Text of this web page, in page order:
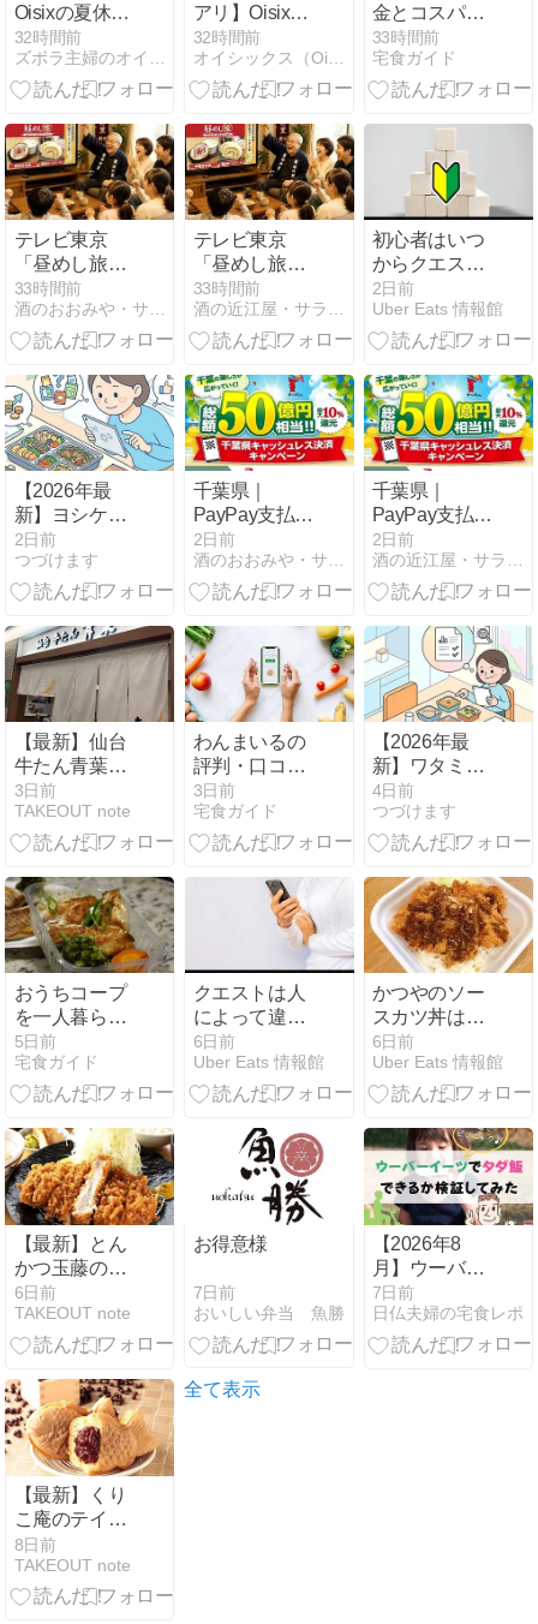
Oisixの夏休み
セールで16品
が73%OFFで
超お得！
32時間前
ズボラ主婦のオイシックス（Oisix）お買い得通信
アリ】Oisix夏
休みセールの
お試しセット
は豪華16品で
32時間前
オイシックス（Oisix）のお部屋
金とコスパを
徹底解説｜他
社比較でわか
る価値
33時間前
宅食ガイド
テレビ東京
「昼めし旅」
で野田市
が・・・
33時間前
酒のおおみや・サラダ館・醤油の里 とほほな店長日記
テレビ東京
「昼めし旅」
で野田市
が・・・
33時間前
酒の近江屋・サラダ館・ハートランド通販のとほほ日記！
初心者はいつ
からクエスト
が出るの？に
ついて解説！
Uber Eats（ウ
ツ）
2日前
Uber Eats 情報館
【2026年最
新】ヨシケイ
のカットミー
ルとは？特
徴・料金・口
説
2日前
つづけます
千葉県｜
PayPay支払い
で最大10％還
元キャンペー
ン。。。8/7～
2日前
酒のおおみや・サラダ館・醤油の里 とほほな店長日記
千葉県｜
PayPay支払い
で最大10％還
元キャンペー
ン。。。8/7～
2日前
酒の近江屋・サラダ館・ハートランド通販のとほほ日記！
【最新】仙台
牛たん青葉の
テイクアウト
(お持ち帰り)
メニューまと
ビューや店舗
もご紹介！
3日前
TAKEOUT note
わんまいるの
評判・口コミ
は？おすすめ
理由を徹底解
説
3日前
宅食ガイド
【2026年最
新】ワタミの
宅食のムース
食とは？購入
方法と選び方
く解説
4日前
つづけます
おうちコープ
を一人暮らし
で始める方法
を徹底解説
5日前
宅食ガイド
クエストは人
によって違う
の？について
解説！Uber
Eats（ウーバ
6日前
Uber Eats 情報館
かつやのソー
スカツ丼はま
ずい？気にな
るカロリー
も！
6日前
Uber Eats 情報館
【最新】とん
かつ玉藤のテ
イクアウト(お
持ち帰り)メニ
ューまとめ！
ーや店舗もご
紹介！
6日前
TAKEOUT note
お得意様
7日前
おいしい弁当 魚勝
【2026年8
月】ウーバー
イーツ初回ク
ーポン（最大
3000円）でタ
7日前
日仏夫婦の宅食レポ
【最新】くり
こ庵のテイク
アウト(お持ち
帰り)メニュー
まとめ！口コ
8日前
TAKEOUT note
全て表示